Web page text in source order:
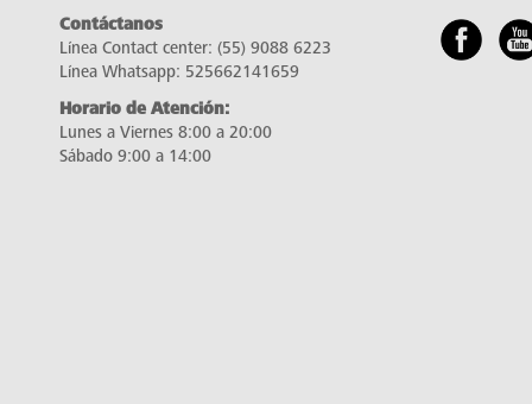
Contáctanos
Línea Contact center: (55) 9088 6223
Línea Whatsapp: 525662141659
Horario de Atención:
Lunes a Viernes 8:00 a 20:00
Sábado 9:00 a 14:00